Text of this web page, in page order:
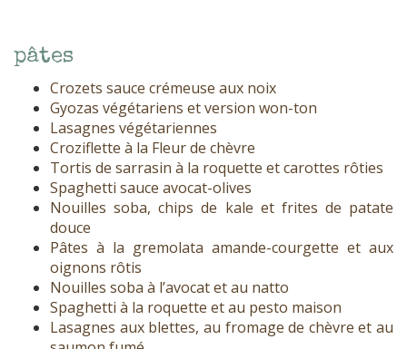
pâtes
Crozets sauce crémeuse aux noix
Gyozas végétariens et version won-ton
Lasagnes végétariennes
Croziflette à la Fleur de chèvre
Tortis de sarrasin à la roquette et carottes rôties
Spaghetti sauce avocat-olives
Nouilles soba, chips de kale et frites de patate
douce
Pâtes à la gremolata amande-courgette et aux
oignons rôtis
Nouilles soba à l’avocat et au natto
Spaghetti à la roquette et au pesto maison
Lasagnes aux blettes, au fromage de chèvre et au